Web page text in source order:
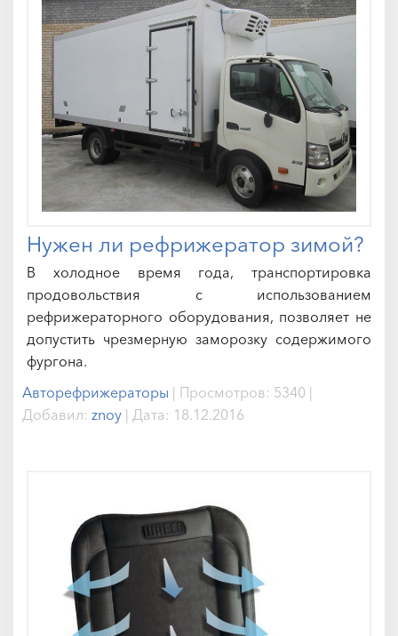
Нужен ли рефрижератор зимой?
В холодное время года, транспортировка
продовольствия с использованием
рефрижераторного оборудования, позволяет не
допустить чрезмерную заморозку содержимого
фургона.
Авторефрижераторы | Просмотров: 5340 |
Добавил: znoy | Дата: 18.12.2016